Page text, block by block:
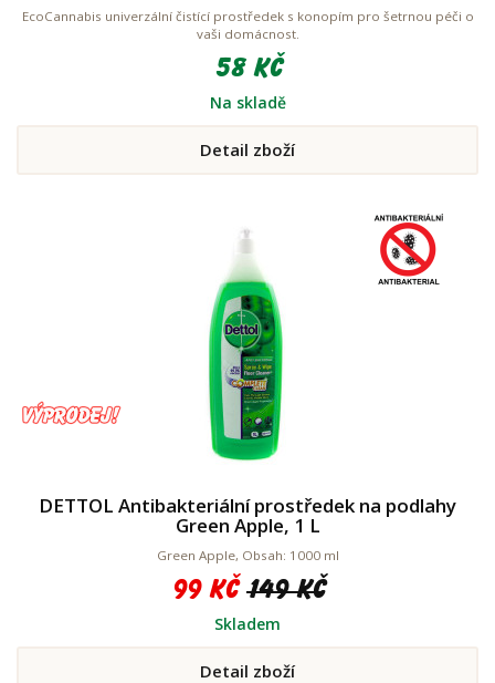
EcoCannabis univerzální čistící prostředek s konopím pro šetrnou péči o
vaši domácnost.
58 Kč
Na skladě
Detail zboží
DETTOL Antibakteriální prostředek na podlahy
Green Apple, 1 L
Green Apple, Obsah: 1000 ml
99 Kč 149 Kč
Skladem
Detail zboží